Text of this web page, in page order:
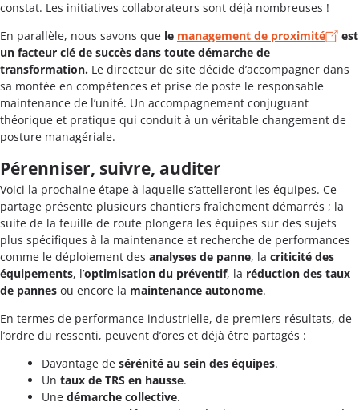
constat. Les initiatives collaborateurs sont déjà nombreuses !
En parallèle, nous savons que le management de proximité
est
un facteur clé de succès dans toute démarche de
transformation. Le directeur de site décide d’accompagner dans
sa montée en compétences et prise de poste le responsable
maintenance de l’unité. Un accompagnement conjuguant
théorique et pratique qui conduit à un véritable changement de
posture managériale.
Pérenniser, suivre, auditer
Voici la prochaine étape à laquelle s’attelleront les équipes. Ce
partage présente plusieurs chantiers fraîchement démarrés ; la
suite de la feuille de route plongera les équipes sur des sujets
plus spécifiques à la maintenance et recherche de performances
comme le déploiement des analyses de panne, la criticité des
équipements, l’optimisation du préventif, la réduction des taux
de pannes ou encore la maintenance autonome.
En termes de performance industrielle, de premiers résultats, de
l’ordre du ressenti, peuvent d’ores et déjà être partagés :
Davantage de sérénité au sein des équipes.
Un taux de TRS en hausse.
Une démarche collective.